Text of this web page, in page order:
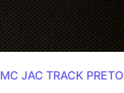
MC JAC TRACK PRETO